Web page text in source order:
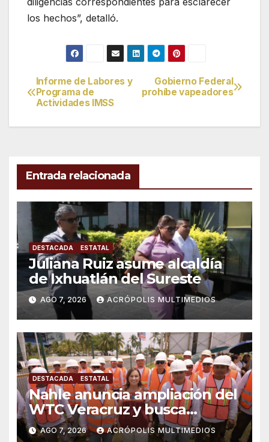
los hechos”, detalló.
Navegación
de
Gobierno Federal
prohíbe vapeadores
Informe de Labores y
Programa de
Actividades IMSS
Entrada relacionada
DESTACADA ESTATAL
Juliana Ruiz asume alcaldía
de Ixhuatlán del Sureste
AGO 7, 2026 ACRÓPOLIS MULTIMEDIOS
DESTACADA ESTATAL
Nahle anuncia ampliación del
WTC Veracruz y busca
solución para ingenio en crisis
AGO 7, 2026 ACRÓPOLIS MULTIMEDIOS